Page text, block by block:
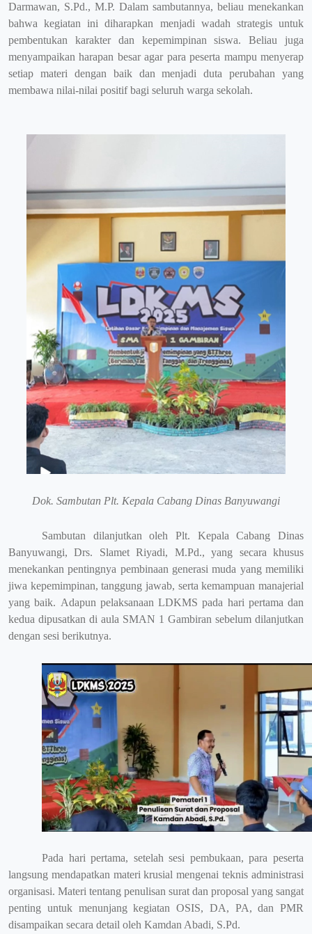
Darmawan, S.Pd., M.P. Dalam sambutannya, beliau menekankan
bahwa kegiatan ini diharapkan menjadi wadah strategis untuk
pembentukan karakter dan kepemimpinan siswa. Beliau juga
menyampaikan harapan besar agar para peserta mampu menyerap
setiap materi dengan baik dan menjadi duta perubahan yang
membawa nilai-nilai positif bagi seluruh warga sekolah.
Dok. Sambutan Plt. Kepala Cabang Dinas Banyuwangi
Sambutan dilanjutkan oleh Plt. Kepala Cabang Dinas
Banyuwangi, Drs. Slamet Riyadi, M.Pd., yang secara khusus
menekankan pentingnya pembinaan generasi muda yang memiliki
jiwa kepemimpinan, tanggung jawab, serta kemampuan manajerial
yang baik. Adapun pelaksanaan LDKMS pada hari pertama dan
kedua dipusatkan di aula SMAN 1 Gambiran sebelum dilanjutkan
dengan sesi berikutnya.
Pada hari pertama, setelah sesi pembukaan, para peserta
langsung mendapatkan materi krusial mengenai teknis administrasi
organisasi. Materi tentang penulisan surat dan proposal yang sangat
penting untuk menunjang kegiatan OSIS, DA, PA, dan PMR
disampaikan secara detail oleh Kamdan Abadi, S.Pd.